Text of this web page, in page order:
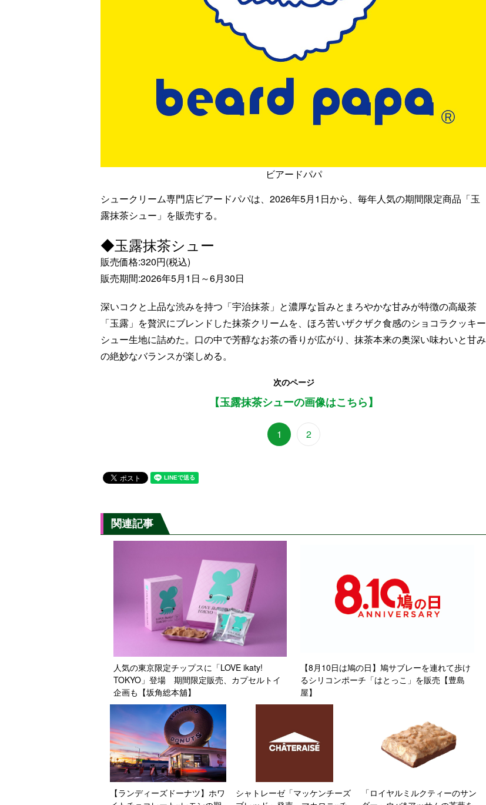
ビアードパパ
シュークリーム専門店ビアードパパは、2026年5月1日から、毎年人気の期間限定商品「玉
露抹茶シュー」を販売する。
◆玉露抹茶シュー
販売価格:320円(税込)
販売期間:2026年5月1日～6月30日
深いコクと上品な渋みを持つ「宇治抹茶」と濃厚な旨みとまろやかな甘みが特徴の高級茶
「玉露」を贅沢にブレンドした抹茶クリームを、ほろ苦いザクザク食感のショコラクッキー
シュー生地に詰めた。口の中で芳醇なお茶の香りが広がり、抹茶本来の奥深い味わいと甘み
の絶妙なバランスが楽しめる。
次のページ
【玉露抹茶シューの画像はこちら】
1 2
関連記事
人気の東京限定チップスに「LOVE ikaty!
TOKYO」登場 期間限定販売、カプセルトイ
企画も【坂角総本舖】
【8月10日は鳩の日】鳩サブレーを連れて歩け
るシリコンポーチ「はとっこ」を販売【豊島
屋】
【ランディーズドーナツ】ホワ
シャトレーゼ「マッケンチーズ
「ロイヤルミルクティーのサン